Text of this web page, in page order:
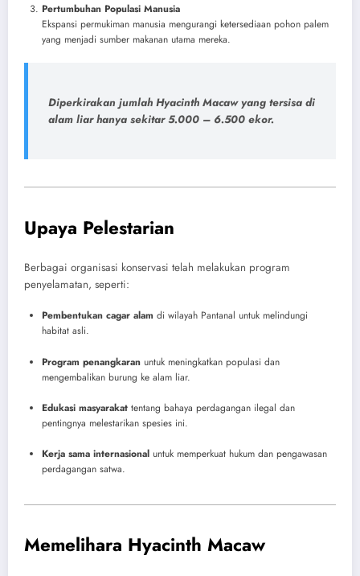
Pertumbuhan Populasi Manusia
Ekspansi permukiman manusia mengurangi ketersediaan pohon palem
yang menjadi sumber makanan utama mereka.
Diperkirakan jumlah Hyacinth Macaw yang tersisa di
alam liar hanya sekitar5.000 – 6.500 ekor.
Upaya Pelestarian
Berbagai organisasi konservasi telah melakukan program
penyelamatan, seperti:
Pembentukan cagar alam di wilayah Pantanal untuk melindungi
habitat asli.
Program penangkaran untuk meningkatkan populasi dan
mengembalikan burung ke alam liar.
Edukasi masyarakat tentang bahaya perdagangan ilegal dan
pentingnya melestarikan spesies ini.
Kerja sama internasional untuk memperkuat hukum dan pengawasan
perdagangan satwa.
Memelihara Hyacinth Macaw